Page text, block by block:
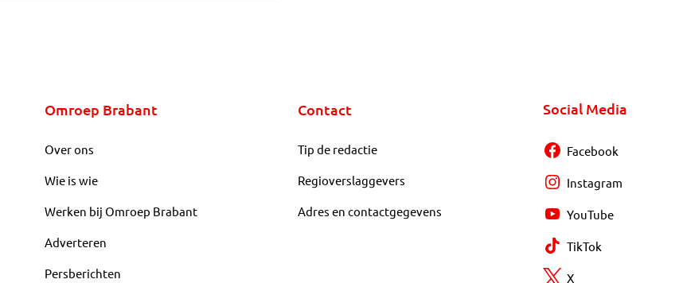
Omroep Brabant
Over ons
Wie is wie
Werken bij Omroep Brabant
Adverteren
Persberichten
Contact
Tip de redactie
Regioverslaggevers
Adres en contactgegevens
Social Media
Facebook
Instagram
YouTube
TikTok
X